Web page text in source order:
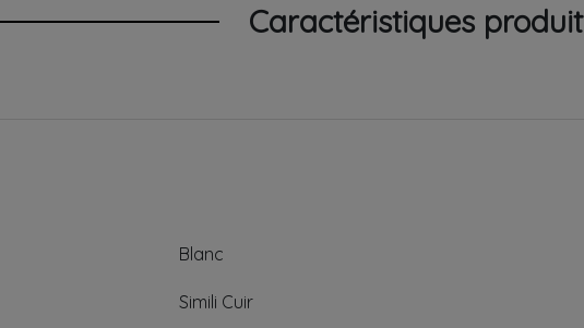
Caractéristiques produit
Blanc
Simili Cuir